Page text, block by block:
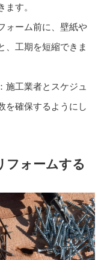
す。
ォーム前に、壁紙や
、工期を短縮できま
：施工業者とスケジュ
を確保するようにし
フォームする